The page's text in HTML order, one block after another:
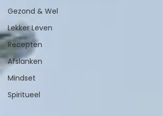
Gezond & Wel
Lekker Leven
Recepten
Afslanken
Mindset
Spiritueel